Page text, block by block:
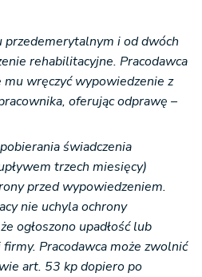
i od dwóch
rehabilitacyjne. Pracodawca
mu wręczyć wypowiedzenie z
oferując odprawę –
świadczenia
trzech miesięcy)
przed wypowiedzeniem.
nie uchyla ochrony
ogłoszono upadłość lub
Pracodawca może zwolnić
art. 53 kp dopiero po